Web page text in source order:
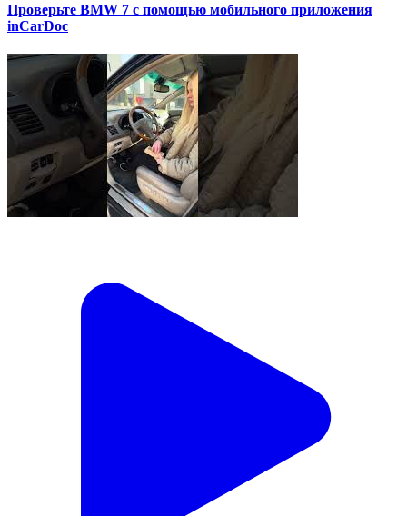
Проверьте BMW 7 с помощью мобильного приложения
inCarDoc